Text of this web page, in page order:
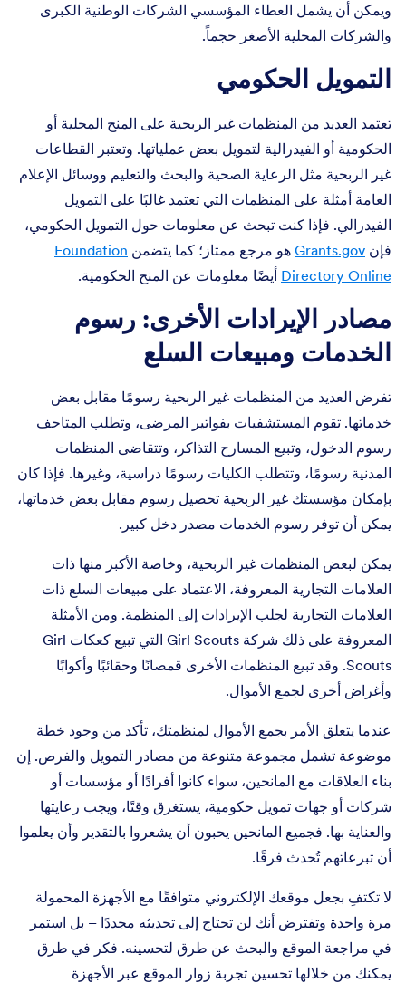
ويمكن أن يشمل العطاء المؤسسي الشركات الوطنية الكبرى
والشركات المحلية الأصغر حجماً.
التمويل الحكومي
تعتمد العديد من المنظمات غير الربحية على المنح المحلية أو
الحكومية أو الفيدرالية لتمويل بعض عملياتها. وتعتبر القطاعات
غير الربحية مثل الرعاية الصحية والبحث والتعليم ووسائل الإعلام
العامة أمثلة على المنظمات التي تعتمد غالبًا على التمويل
الفيدرالي. فإذا كنت تبحث عن معلومات حول التمويل الحكومي،
فإن Grants.gov هو مرجع ممتاز؛ كما يتضمن Foundation
Directory Online أيضًا معلومات عن المنح الحكومية.
مصادر الإيرادات الأخرى: رسوم
الخدمات ومبيعات السلع
تفرض العديد من المنظمات غير الربحية رسومًا مقابل بعض
خدماتها. تقوم المستشفيات بفواتير المرضى، وتطلب المتاحف
رسوم الدخول، وتبيع المسارح التذاكر، وتتقاضى المنظمات
المدنية رسومًا، وتتطلب الكليات رسومًا دراسية، وغيرها. فإذا كان
بإمكان مؤسستك غير الربحية تحصيل رسوم مقابل بعض خدماتها،
يمكن أن توفر رسوم الخدمات مصدر دخل كبير.
يمكن لبعض المنظمات غير الربحية، وخاصة الأكبر منها ذات
العلامات التجارية المعروفة، الاعتماد على مبيعات السلع ذات
العلامات التجارية لجلب الإيرادات إلى المنظمة. ومن الأمثلة
المعروفة على ذلك شركة Girl Scouts التي تبيع كعكات Girl
Scouts. وقد تبيع المنظمات الأخرى قمصانًا وحقائبًا وأكوابًا
وأغراض أخرى لجمع الأموال.
عندما يتعلق الأمر بجمع الأموال لمنظمتك، تأكد من وجود خطة
موضوعة تشمل مجموعة متنوعة من مصادر التمويل والفرص. إن
بناء العلاقات مع المانحين، سواء كانوا أفرادًا أو مؤسسات أو
شركات أو جهات تمويل حكومية، يستغرق وقتًا، ويجب رعايتها
والعناية بها. فجميع المانحين يحبون أن يشعروا بالتقدير وأن يعلموا
أن تبرعاتهم تُحدث فرقًا.
لا تكتفِ بجعل موقعك الإلكتروني متوافقًا مع الأجهزة المحمولة
مرة واحدة وتفترض أنك لن تحتاج إلى تحديثه مجددًا – بل استمر
في مراجعة الموقع والبحث عن طرق لتحسينه. فكر في طرق
يمكنك من خلالها تحسين تجربة زوار الموقع عبر الأجهزة